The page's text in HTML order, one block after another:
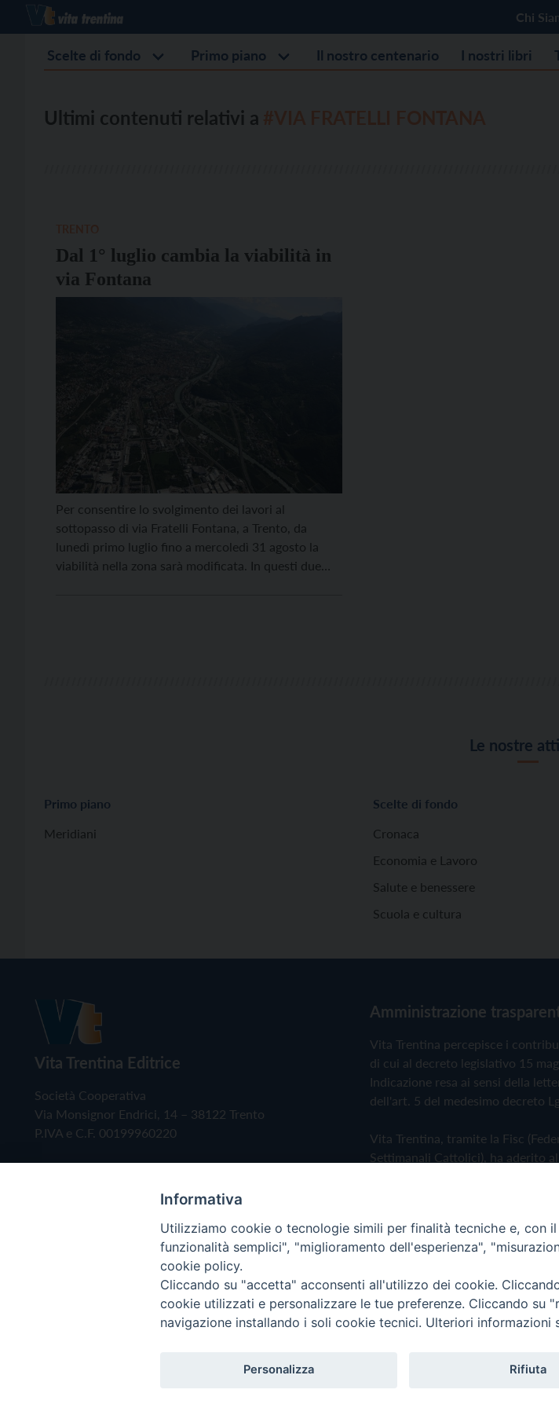
Chi
Scelte di fondo Primo piano Il nostro centenario I nostri libri
Ultimi contenuti relativi a
Dal 1° luglio cambia la viabilità in
via Fontana
Per consentire lo svolgimento dei lavori al
sottopasso di via Fratelli Fontana, a Trento, da
lunedì primo luglio fino a mercoledì 31 agosto la
viabilità nella zona sarà modificata. In questi due
Le nostre
Primo piano
Meridiani
Scelte di fondo
Cronaca
Economia e Lavoro
Salute e benessere
Scuola e cultura
Vita Trentina Editrice
Società Cooperativa
Via Monsignor Endrici, 14 – 38122 Trento
P.IVA e C.F. 00199960220
Amministrazione
Vita Trentina percepisce i
di cui al decreto legislativo 15
Indicazione resa ai sensi della
dell'art. 5 del medesimo decreto
Vita Trentina, tramite la Fisc
Settimanali Cattolici), ha aderito
Privacy Policy Cookie Policy
Copyright © 2019 - Tutti i diritti riservati - Vita Trentina Editrice
Informativa
Utilizziamo cookie o tecnologie simili per finalità tecniche e, con
funzionalità semplici", "miglioramento dell'esperienza",
cookie policy.
Cliccando su "accetta" acconsenti all'utilizzo dei cookie.
cookie utilizzati e personalizzare le tue preferenze. Cliccando su
navigazione installando i soli cookie tecnici. Ulteriori informazioni
Personalizza Rifiuta